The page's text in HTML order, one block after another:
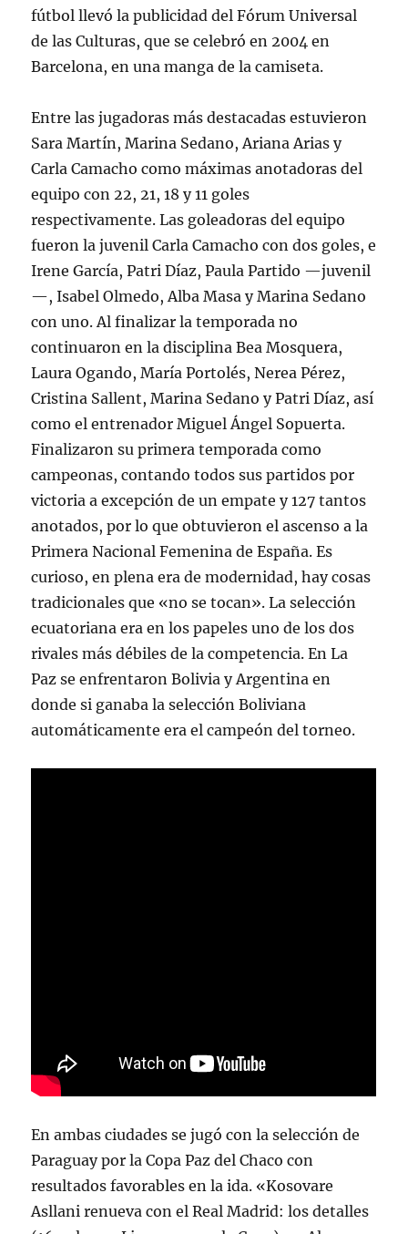
fútbol llevó la publicidad del Fórum Universal
de las Culturas, que se celebró en 2004 en
Barcelona, en una manga de la camiseta.
Entre las jugadoras más destacadas estuvieron
Sara Martín, Marina Sedano, Ariana Arias y
Carla Camacho como máximas anotadoras del
equipo con 22, 21, 18 y 11 goles
respectivamente. Las goleadoras del equipo
fueron la juvenil Carla Camacho con dos goles, e
Irene García, Patri Díaz, Paula Partido —juvenil
—, Isabel Olmedo, Alba Masa y Marina Sedano
con uno. Al finalizar la temporada no
continuaron en la disciplina Bea Mosquera,
Laura Ogando, María Portolés, Nerea Pérez,
Cristina Sallent, Marina Sedano y Patri Díaz, así
como el entrenador Miguel Ángel Sopuerta.
Finalizaron su primera temporada como
campeonas, contando todos sus partidos por
victoria a excepción de un empate y 127 tantos
anotados, por lo que obtuvieron el ascenso a la
Primera Nacional Femenina de España. Es
curioso, en plena era de modernidad, hay cosas
tradicionales que «no se tocan». La selección
ecuatoriana era en los papeles uno de los dos
rivales más débiles de la competencia. En La
Paz se enfrentaron Bolivia y Argentina en
donde si ganaba la selección Boliviana
automáticamente era el campeón del torneo.
En ambas ciudades se jugó con la selección de
Paraguay por la Copa Paz del Chaco con
resultados favorables en la ida. «Kosovare
Asllani renueva con el Real Madrid: los detalles